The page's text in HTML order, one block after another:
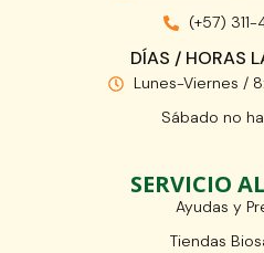
(+57)
DÍAS / HORAS
Lunes-Viernes /
Sábado no
SERVICIO
Ayudas y
Tiendas